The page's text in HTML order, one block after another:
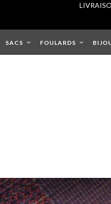
SACS FOULARDS